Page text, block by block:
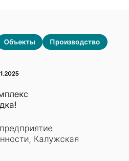
Объекты Производство
предприятие
Калужская